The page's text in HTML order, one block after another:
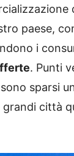
paese,
i
. Punti
sparsi
città